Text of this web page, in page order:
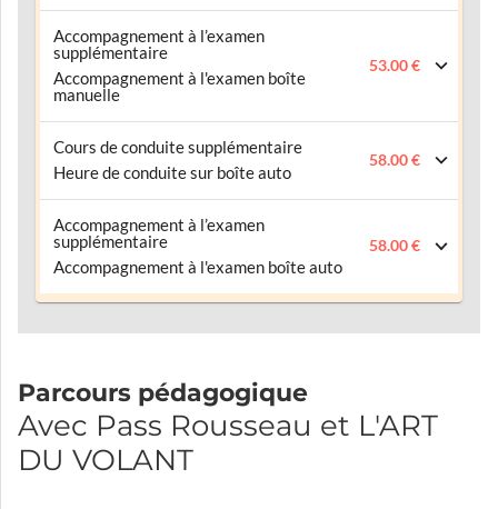
Accompagnement à l’examen
supplémentaire
Accompagnement à l'examen boîte
manuelle
53.00 €
Cours de conduite supplémentaire
Heure de conduite sur boîte auto
58.00 €
Accompagnement à l’examen
supplémentaire
Accompagnement à l'examen boîte auto
58.00 €
Parcours pédagogique
Avec Pass Rousseau et L'ART
DU VOLANT